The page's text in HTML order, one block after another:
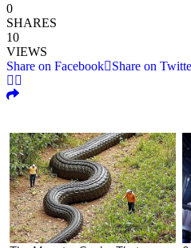
0
SHARES
10
VIEWS
Share on Facebook
Share on